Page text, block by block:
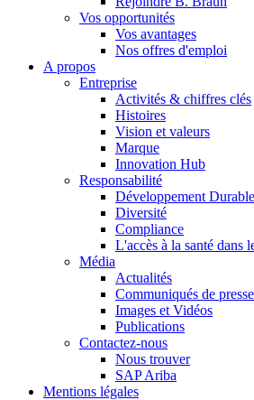
En dialogue avec B. Braun.
Vos opportunités
Vos avantages
Nos offres d'emploi
A propos
Entreprise
Activités & chiffres clés
Histoires
Vision et valeurs
Marque
Innovation Hub
Responsabilité
Développement Durable
Diversité
Compliance
L'accès à la santé dans
Média
Actualités
Communiqués de presse
Images et Vidéos
Publications
Contactez-nous
Nous trouver
SAP Ariba
Mentions légales